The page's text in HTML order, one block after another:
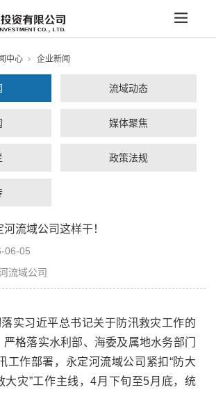
中心 企业新闻
流域动态
媒体聚焦
政策法规
流域公司这样干！
06-05
流域公司
实习近平总书记关于防汛救灾工作的
格落实水利部、海委及属地水务部门
工作部署，永定河流域公司紧扣“防大
大灾”工作主线，4月下旬至5月底，统